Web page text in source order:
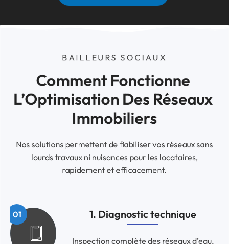
BAILLEURS SOCIAUX
Comment Fonctionne
L’Optimisation Des Réseaux
Immobiliers
Nos solutions permettent de fiabiliser vos réseaux sans
lourds travaux ni nuisances pour les locataires,
rapidement et efficacement.
1. Diagnostic technique
Inspection complète des réseaux d’eau,